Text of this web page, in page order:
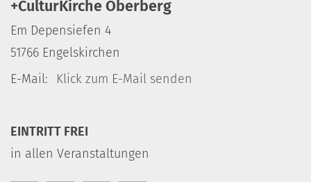
+CulturKirche Oberberg
Em Depensiefen 4
51766 Engelskirchen
E-Mail:
Klick zum E-Mail senden
EINTRITT FREI
in allen Veranstaltungen